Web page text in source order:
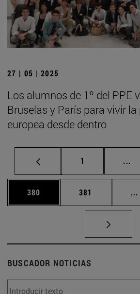
27 | 05 | 2025
Los alumnos de 1º del PPE
Bruselas y París para vivir
europea desde dentro
Página
1 ...
Página
380 Página
381 ...
BUSCADOR NOTICIAS